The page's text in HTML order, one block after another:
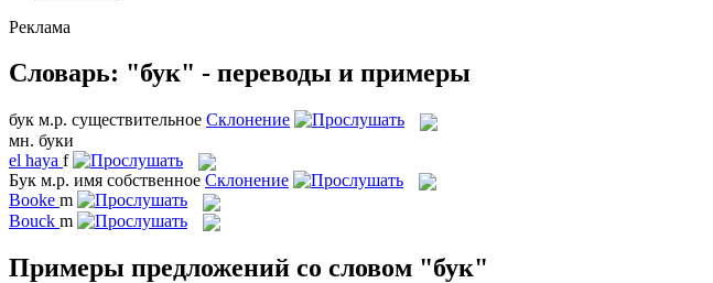
Реклама
Словарь: "бук" - переводы и примеры
бук м.р. существительное Склонение
мн. буки
el haya f
Бук м.р. имя собственное Склонение
Booke m
Bouck m
Примеры предложений со словом "бук"